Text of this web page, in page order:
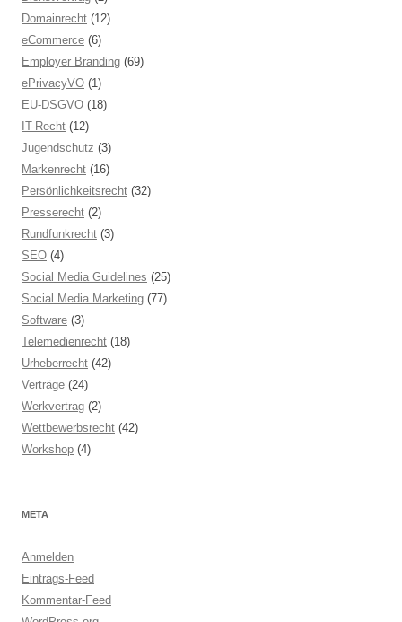
Domainrecht (12)
eCommerce (6)
Employer Branding (69)
ePrivacyVO (1)
EU-DSGVO (18)
IT-Recht (12)
Jugendschutz (3)
Markenrecht (16)
Persönlichkeitsrecht (32)
Presserecht (2)
Rundfunkrecht (3)
SEO (4)
Social Media Guidelines (25)
Social Media Marketing (77)
Software (3)
Telemedienrecht (18)
Urheberrecht (42)
Verträge (24)
Werkvertrag (2)
Wettbewerbsrecht (42)
Workshop (4)
META
Anmelden
Eintrags-Feed
Kommentar-Feed